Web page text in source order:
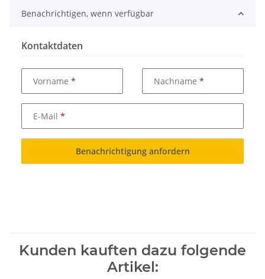
Benachrichtigen, wenn verfügbar
Kontaktdaten
Vorname Nachname
E-Mail
Benachrichtigung anfordern
Kunden kauften dazu folgende
Artikel: